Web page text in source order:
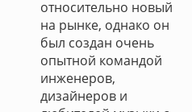
относительно новый
на рынке, однако он
был создан очень
опытной командой
инженеров,
дизайнеров и